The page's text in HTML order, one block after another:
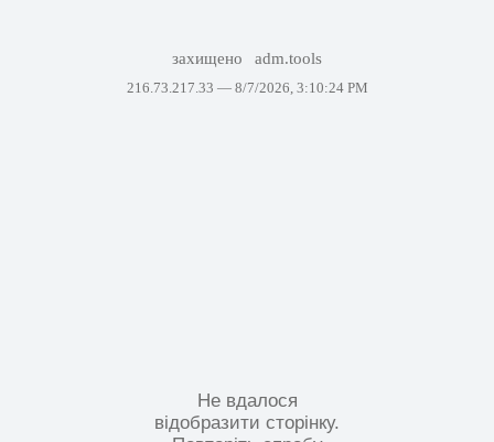
захищено adm.tools
216.73.217.33 — 8/7/2026, 3:10:24 PM
Не вдалося
відобразити сторінку.